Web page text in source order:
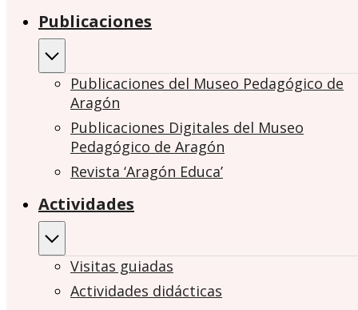
Publicaciones
Publicaciones del Museo Pedagógico de
Aragón
Publicaciones Digitales del Museo
Pedagógico de Aragón
Revista ‘Aragón Educa’
Actividades
Visitas guiadas
Actividades didácticas